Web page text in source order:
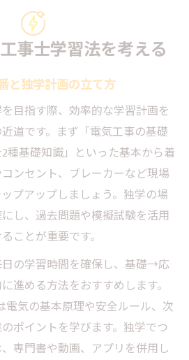
事士学習法を考える
と独学計画の立て方
目指す際、効率的な学習計画を
道です。まず「電気工事の基礎
種基礎知識」といった基本から着
ンセント、ブレーカーなど現場
プアップしましょう。独学の場
し、過去問題や模擬試験を活用
ことが重要です。
の学習時間を確保し、基礎→応
進める方法をおすすめします。
電気の基本原理や安全ルール、次
ポイントを学びます。独学でつ
専門書や動画、アプリを併用し